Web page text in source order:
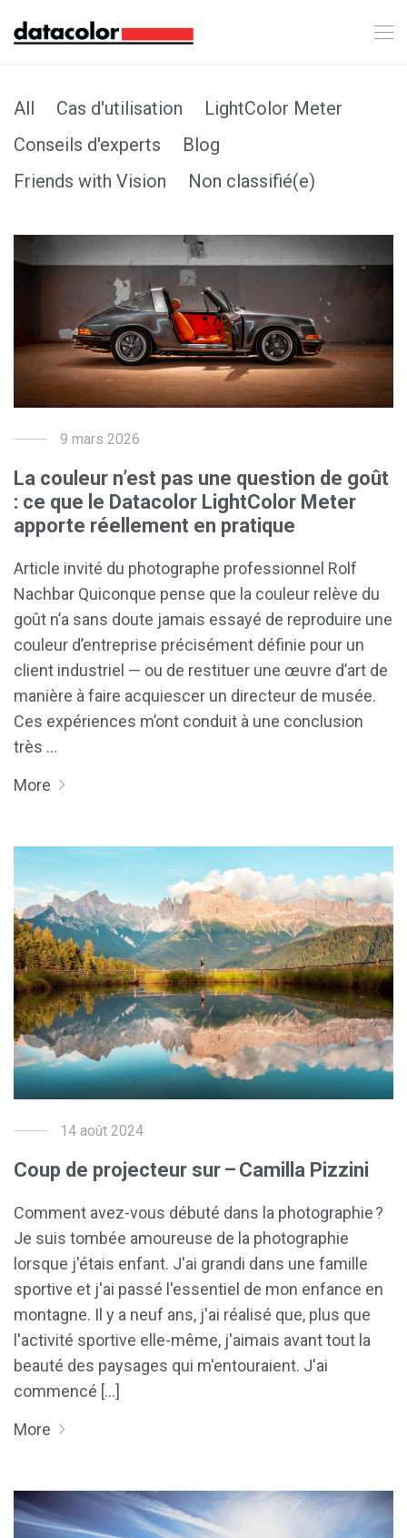
All Cas d'utilisation
LightColor Meter
Conseils d'experts
Blog
Friends with Vision
Non classifié(e)
9 mars 2026
La couleur n’est pas une question de goût
: ce que le Datacolor LightColor Meter
apporte réellement en pratique
Article invité du photographe professionnel Rolf
Nachbar Quiconque pense que la couleur relève du
goût n’a sans doute jamais essayé de reproduire une
couleur d’entreprise précisément définie pour un
client industriel — ou de restituer une œuvre d’art de
manière à faire acquiescer un directeur de musée.
Ces expériences m’ont conduit à une conclusion
très …
More
14 août 2024
Coup de projecteur sur – Camilla Pizzini
Comment avez-vous débuté dans la photographie ?
Je suis tombée amoureuse de la photographie
lorsque j'étais enfant. J'ai grandi dans une famille
sportive et j'ai passé l'essentiel de mon enfance en
montagne. Il y a neuf ans, j'ai réalisé que, plus que
l'activité sportive elle-même, j'aimais avant tout la
beauté des paysages qui m'entouraient. J'ai
commencé [...]
More